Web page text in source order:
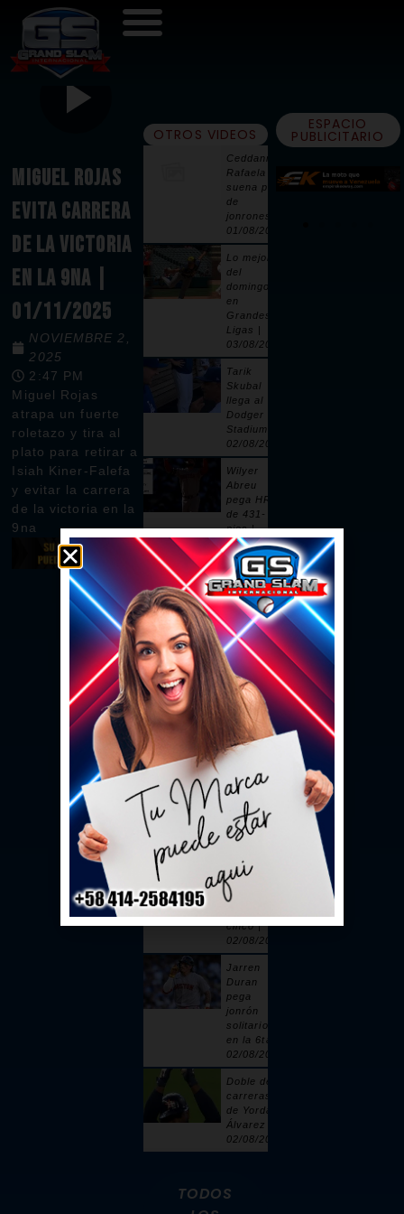
MIGUEL ROJAS
EVITA CARRERA
DE LA VICTORIA
EN LA 9NA |
01/11/2025
NOVIEMBRE 2,
2025
2:47 PM
Miguel Rojas
atrapa un fuerte
roletazo y tira al
plato para retirar a
Isiah Kiner-Falefa
y evitar la carrera
de la victoria en la
9na
OTROS VIDEOS
Ceddanne
Rafaela
suena par
de
jonrones |
01/08/2026
Lo mejor
del
domingo
en
Grandes
Ligas |
03/08/2026
Tarik
Skubal
llega al
Dodger
Stadium |
02/08/2026
Wilyer
Abreu
pega HR
de 431-
pies |
02/08/2026
Pages
remolca
dos con
sencillo |
02/08/2026
Ceddanne
Rafaela
pega HR
solitario
en la 3ra |
02/08/2026
Se vacían
por un
intento de
toque |
02/08/2026
Alcántara
cuelga 6
ceros y
cinco |
02/08/2026
Jarren
Duran
pega
jonrón
solitario
en la 6ta |
02/08/2026
Doble de 2
carreras
de Yordan
Álvarez |
02/08/2026
TODOS
ESPACIO
PUBLICITARIO